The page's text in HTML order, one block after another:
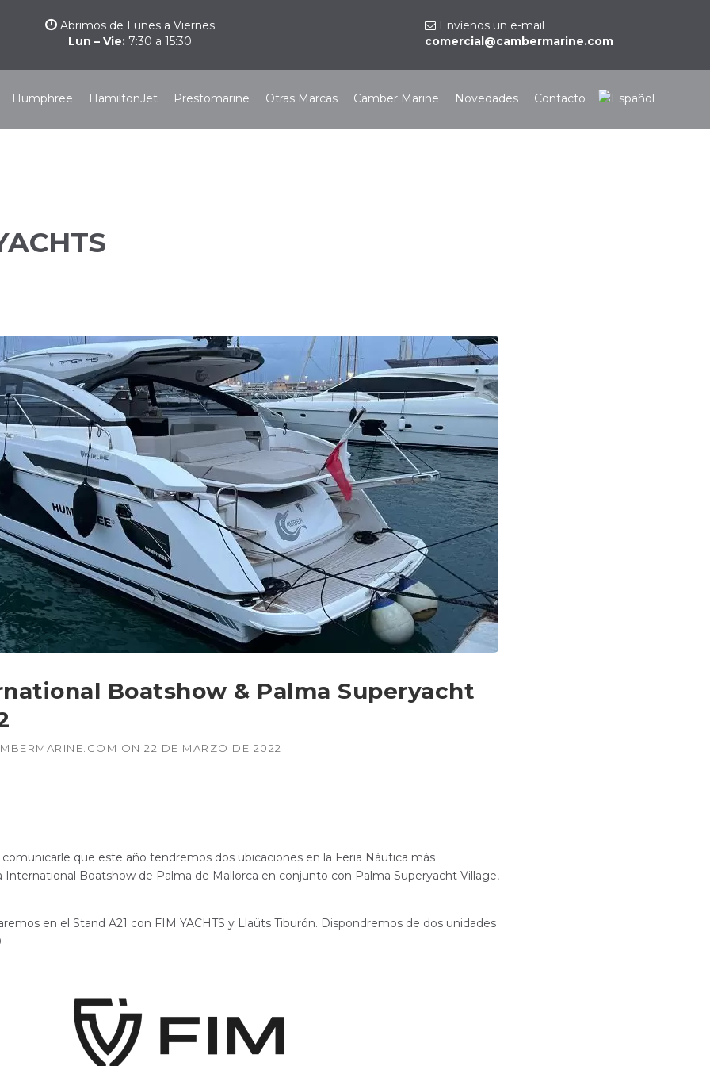
Abrimos de Lunes a Viernes
Lun – Vie: 7:30 a 15:30
Envíenos un e-mail
comercial@cambermarine.com
Humphree HamiltonJet Prestomarine Otras Marcas Camber Marine Novedades Contacto
Boatshow & Palma Superyacht
ON 22 DE MARZO DE 2022
que este año tendremos dos ubicaciones en la Feria Náutica más
International Boatshow de Palma de Mallorca en conjunto con Palma Superyacht Village,
en el Stand A21 con FIM YACHTS y Llaüts Tiburón. Dispondremos de dos unidades